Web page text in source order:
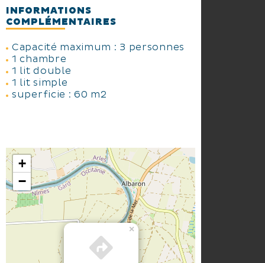
INFORMATIONS
COMPLÉMENTAIRES
Capacité maximum : 3 personnes
1 chambre
1 lit double
1 lit simple
superficie : 60 m2
×
+
−